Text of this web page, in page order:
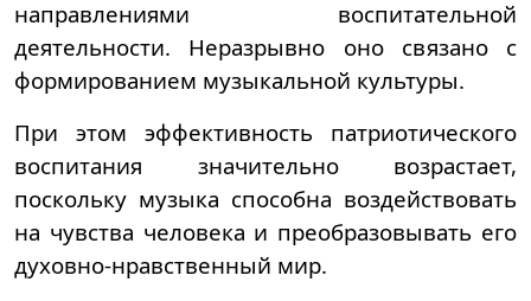
направлениями воспитательной
деятельности. Неразрывно оно связано с
формированием музыкальной культуры.
При этом эффективность патриотического
воспитания значительно возрастает,
поскольку музыка способна воздействовать
на чувства человека и преобразовывать его
духовно-нравственный мир.